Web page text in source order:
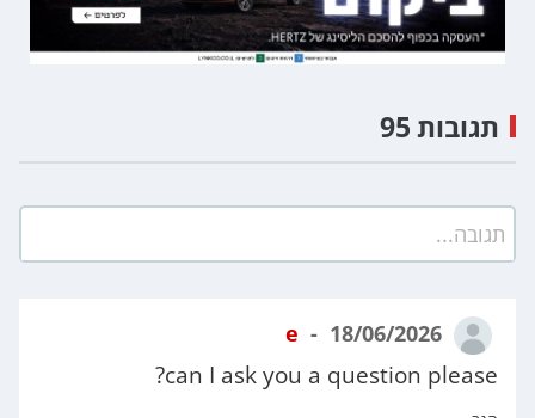
תגובה...
e 18/06/2026
can I ask you a question please?